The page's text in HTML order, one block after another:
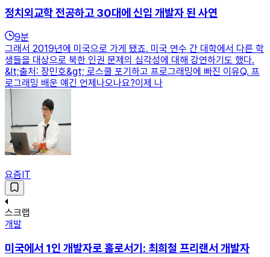
정치외교학 전공하고 30대에 신입 개발자 된 사연
9분
그래서 2019년에 미국으로 가게 됐죠. 미국 연수 간 대학에서 다른 학
생들을 대상으로 북한 인권 문제의 심각성에 대해 강연하기도 했다.
&lt;출처: 장민호&gt; 로스쿨 포기하고 프로그래밍에 빠진 이유Q. 프
로그래밍 배운 얘긴 언제나오나요?이제 나
요즘IT
스크랩
개발
미국에서 1인 개발자로 홀로서기: 최희철 프리랜서 개발자